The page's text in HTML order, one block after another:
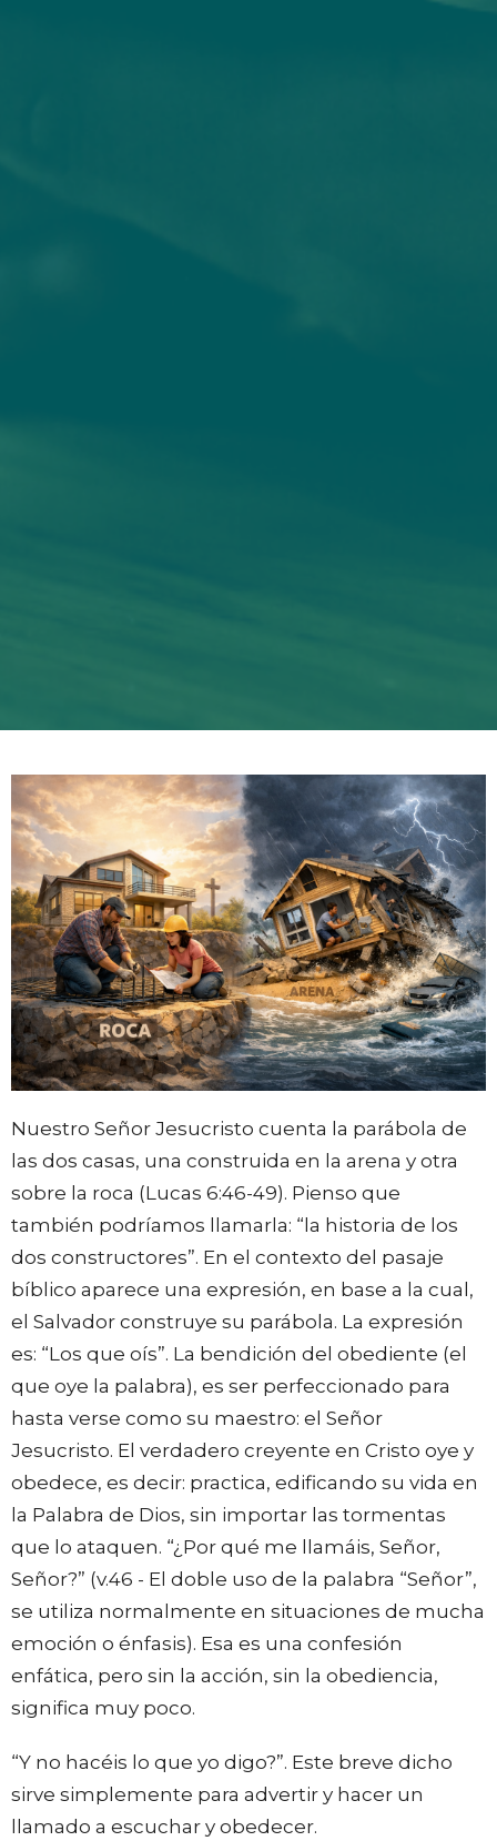
Nuestro Señor Jesucristo cuenta la parábola de
las dos casas, una construida en la arena y otra
sobre la roca (Lucas 6:46-49). Pienso que
también podríamos llamarla: “la historia de los
dos constructores”. En el contexto del pasaje
bíblico aparece una expresión, en base a la cual,
el Salvador construye su parábola. La expresión
es: “Los que oís”. La bendición del obediente (el
que oye la palabra), es ser perfeccionado para
hasta verse como su maestro: el Señor
Jesucristo. El verdadero creyente en Cristo oye y
obedece, es decir: practica, edificando su vida en
la Palabra de Dios, sin importar las tormentas
que lo ataquen. “¿Por qué me llamáis, Señor,
Señor?” (v.46 - El doble uso de la palabra “Señor”,
se utiliza normalmente en situaciones de mucha
emoción o énfasis). Esa es una confesión
enfática, pero sin la acción, sin la obediencia,
significa muy poco.
“Y no hacéis lo que yo digo?”. Este breve dicho
sirve simplemente para advertir y hacer un
llamado a escuchar y obedecer.